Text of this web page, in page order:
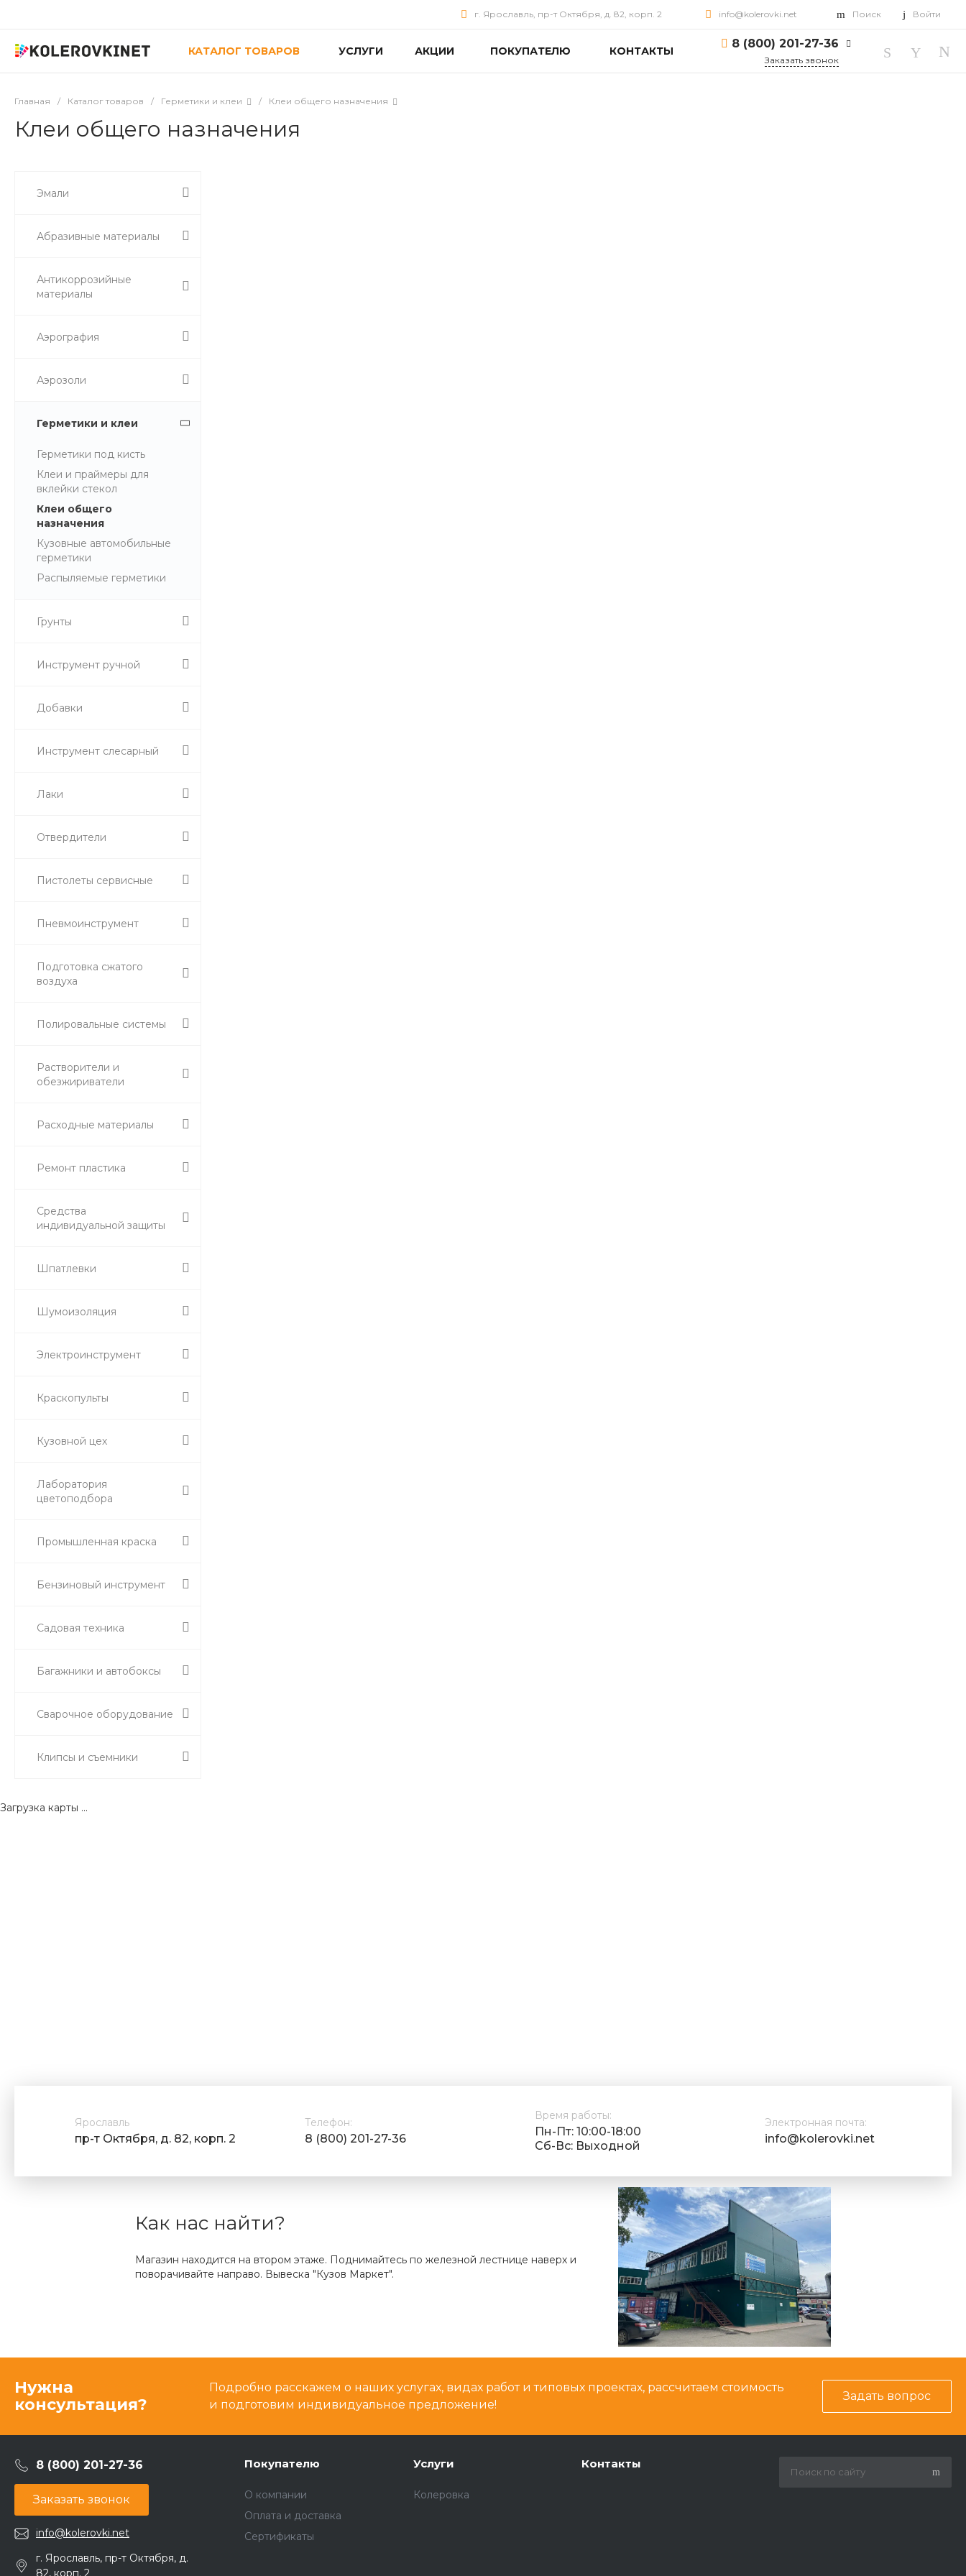
г. Ярославль, пр-т Октября, д. 82, корп. 2 info@kolerovki.net Поиск Войти
КАТАЛОГ ТОВАРОВ УСЛУГИ АКЦИИ ПОКУПАТЕЛЮ КОНТАКТЫ
8 (800) 201-27-36
Заказать звонок
Главная / Каталог товаров / Герметики и клеи / Клеи общего назначения
Клеи общего назначения
Эмали
Абразивные материалы
Антикоррозийные
материалы
Аэрография
Аэрозоли
Герметики и клеи
Герметики под кисть
Клеи и праймеры для
вклейки стекол
Клеи общего
назначения
Кузовные автомобильные
герметики
Распыляемые герметики
Грунты
Инструмент ручной
Добавки
Инструмент слесарный
Лаки
Отвердители
Пистолеты сервисные
Пневмоинструмент
Подготовка сжатого
воздуха
Полировальные системы
Растворители и
обезжириватели
Расходные материалы
Ремонт пластика
Средства
индивидуальной защиты
Шпатлевки
Шумоизоляция
Электроинструмент
Краскопульты
Кузовной цех
Лаборатория
цветоподбора
Промышленная краска
Бензиновый инструмент
Садовая техника
Багажники и автобоксы
Сварочное оборудование
Клипсы и съемники
Загрузка карты ...
Ярославль
пр-т Октября, д. 82, корп. 2
Телефон:
8 (800) 201-27-36
Время работы:
Пн-Пт: 10:00-18:00
Cб-Вс: Выходной
Электронная почта:
info@kolerovki.net
Как нас найти?
Магазин находится на втором этаже. Поднимайтесь по железной лестнице наверх и
поворачивайте направо. Вывеска "Кузов Маркет".
Нужна
консультация?
Подробно расскажем о наших услугах, видах работ и типовых проектах, рассчитаем стоимость
и подготовим индивидуальное предложение!
Задать вопрос
8 (800) 201-27-36
Заказать звонок
info@kolerovki.net
г. Ярославль, пр-т Октября, д.
82, корп. 2
Покупателю
О компании
Оплата и доставка
Сертификаты
Услуги
Колеровка
Контакты